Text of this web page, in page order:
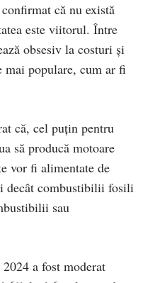
că nu există
este viitorul. Între
obsesiv la costuri și
mai populare, cum ar fi
că, cel puțin pentru
să producă motoare
vor fi alimentate de
decât combustibilii fosili
sau
a fost moderat